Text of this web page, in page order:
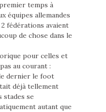
temps à
équipes allemandes
fédérations avaient
de chose dans le
pour celles et
au courant :
dernier le foot
déjà tellement
stades se
autant que